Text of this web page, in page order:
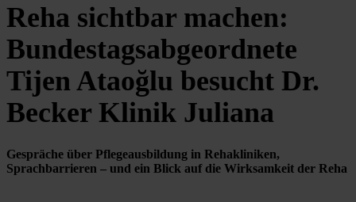
Reha sichtbar machen:
Bundestagsabgeordnete
Tijen Ataoğlu besucht Dr.
Becker Klinik Juliana
Gespräche über Pflegeausbildung in Rehakliniken,
Sprachbarrieren – und ein Blick auf die Wirksamkeit der Reha